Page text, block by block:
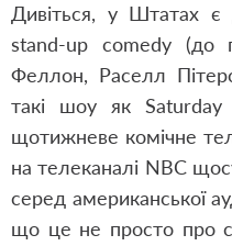
Дивіться, у Штатах
stand-up comedy (до
Феллон, Раселл
такі шоу як Saturday
щотижневе комічне
на телеканалі NBC
серед американської
що це не просто про